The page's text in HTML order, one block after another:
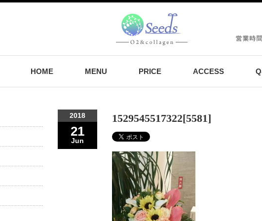
HOME MENU PRICE ACCESS
2018
21
Jun
1529545517322[5581]